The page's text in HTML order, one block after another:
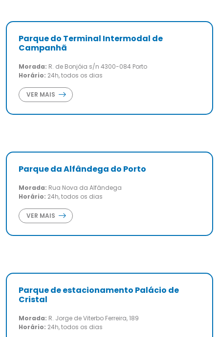
Parque do Terminal Intermodal de
Campanhã
Morada: R. de Bonjóia s/n 4300-084 Porto
Horário: 24h, todos os dias
VER MAIS
Parque da Alfândega do Porto
Morada: Rua Nova da Alfândega
Horário: 24h, todos os dias
VER MAIS
Parque de estacionamento Palácio de
Cristal
Morada: R. Jorge de Viterbo Ferreira, 189
Horário: 24h, todos os dias